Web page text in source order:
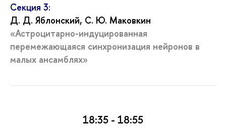
Секция 3:
Д. Д. Яблонский, С. Ю. Маковкин
«Астроцитарно-индуцированная
перемежающаяся синхронизация нейронов в
малых ансамблях»
18:35 - 18:55